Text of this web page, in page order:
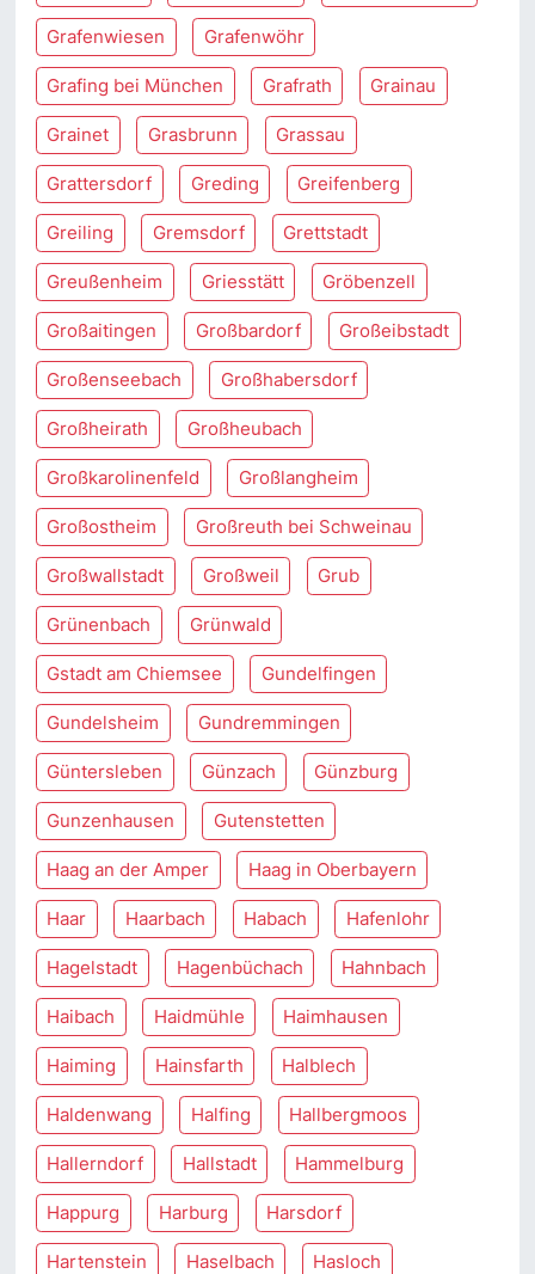
Grafenwiesen Grafenwöhr
Grafing bei München Grafrath Grainau
Grainet Grasbrunn Grassau
Grattersdorf Greding Greifenberg
Greiling Gremsdorf Grettstadt
Greußenheim Griesstätt Gröbenzell
Großaitingen Großbardorf Großeibstadt
Großenseebach Großhabersdorf
Großheirath Großheubach
Großkarolinenfeld Großlangheim
Großostheim Großreuth bei Schweinau
Großwallstadt Großweil Grub
Grünenbach Grünwald
Gstadt am Chiemsee Gundelfingen
Gundelsheim Gundremmingen
Güntersleben Günzach Günzburg
Gunzenhausen Gutenstetten
Haag an der Amper Haag in Oberbayern
Haar Haarbach Habach Hafenlohr
Hagelstadt Hagenbüchach Hahnbach
Haibach Haidmühle Haimhausen
Haiming Hainsfarth Halblech
Haldenwang Halfing Hallbergmoos
Hallerndorf Hallstadt Hammelburg
Happurg Harburg Harsdorf
Hartenstein Haselbach Hasloch